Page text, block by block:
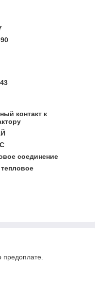
контакт к
соединение
предоплате.